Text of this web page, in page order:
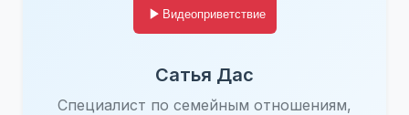
Видеоприветствие
Сатья Дас
Специалист по семейным отношениям,